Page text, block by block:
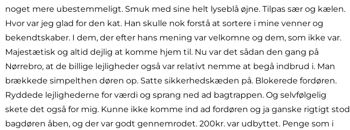
noget mere ubestemmeligt. Smuk med sine helt lyseblå øjne. Tilpas sær og kælen.
Hvor var jeg glad for den kat. Han skulle nok forstå at sortere i mine venner og
bekendtskaber. I dem, der efter hans mening var velkomne og dem, som ikke var.
Majestætisk og altid dejlig at komme hjem til. Nu var det sådan den gang på
Nørrebro, at de billige lejligheder også var relativt nemme at begå indbrud i. Man
brækkede simpelthen døren op. Satte sikkerhedskæden på. Blokerede fordøren.
Ryddede lejlighederne for værdi og sprang ned ad bagtrappen. Og selvfølgelig
skete det også for mig. Kunne ikke komme ind ad fordøren og ja ganske rigtigt stod
bagdøren åben, og der var godt gennemrodet. 200kr. var udbyttet. Penge som i